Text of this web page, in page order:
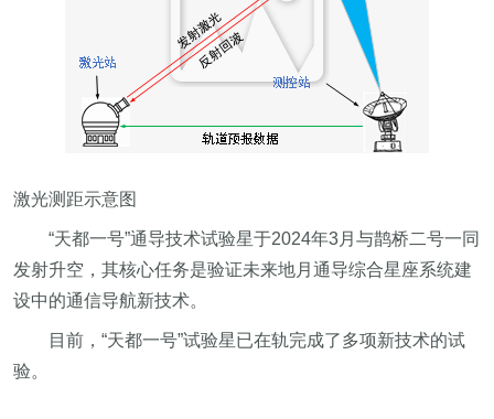
激光测距示意图
“天都一号”通导技术试验星于2024年3月与鹊桥二号一同
发射升空，其核心任务是验证未来地月通导综合星座系统建
设中的通信导航新技术。
目前，“天都一号”试验星已在轨完成了多项新技术的试
验。